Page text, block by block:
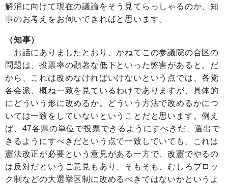
解消に向けて現在の議論をそう見てらっしゃるのか、知
事のお考えをお伺いできればと思います。
（知事）
お話にありましたとおり、かねてこの参議院の合区の
問題は、投票率の顕著な低下といった弊害があると。だ
から、これは改めなければいけないという点では、各党
各会派、概ね一致を見ているわけでありますが、具体的
にどういう形に改めるか。どういう方法で改めるかにつ
いては一致をしていないということだと思います。例え
ば、47各県の単位で投票できるようにすべきだ、選出で
きるようにすべきだという点で一致していても、これは
憲法改正が必要という意見がある一方で、改憲でやるの
は反対だというご意見もあり、そもそも、むしろブロッ
ク制などの大選挙区制に改めるべきではないかというよ